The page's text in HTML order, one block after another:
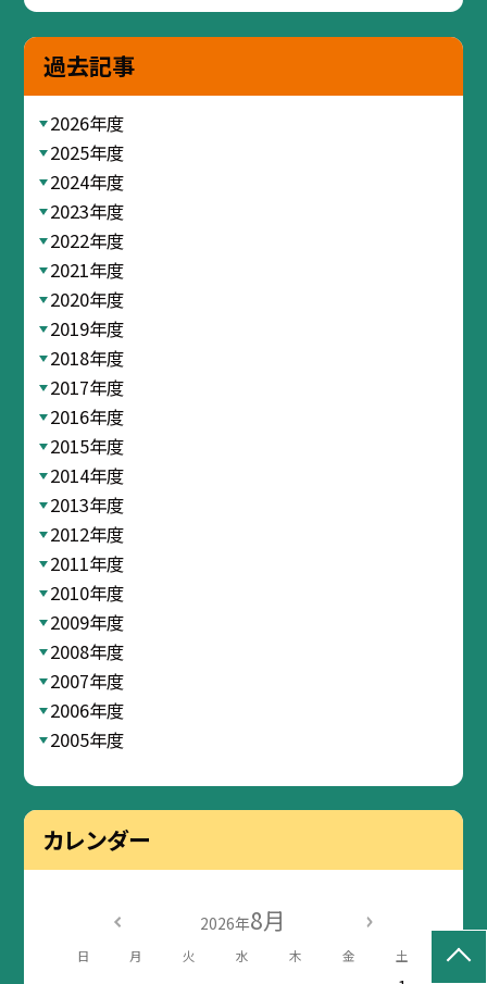
過去記事
2026年度
2025年度
2024年度
2023年度
2022年度
2021年度
2020年度
2019年度
2018年度
2017年度
2016年度
2015年度
2014年度
2013年度
2012年度
2011年度
2010年度
2009年度
2008年度
2007年度
2006年度
2005年度
カレンダー
2026年8月
日 月 火 水 木 金 土